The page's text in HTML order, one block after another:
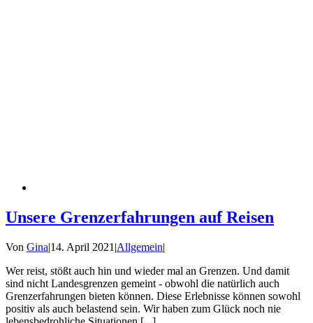
Unsere Grenzerfahrungen auf Reisen
Von Gina|14. April 2021 |Allgemein|
Wer reist, stößt auch hin und wieder mal an Grenzen. Und damit
sind nicht Landesgrenzen gemeint - obwohl die natürlich auch
Grenzerfahrungen bieten können. Diese Erlebnisse können sowohl
positiv als auch belastend sein. Wir haben zum Glück noch nie